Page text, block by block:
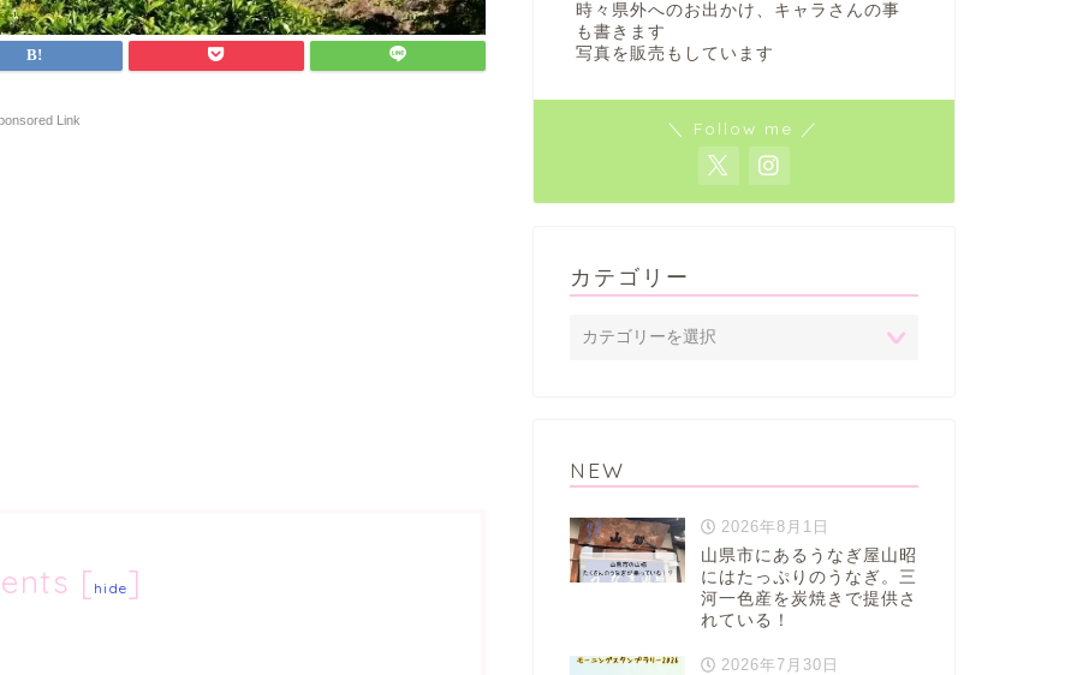
Link
[ hide]
時々県外へのお出かけ、キャラさんの事
も書きます
写真を販売もしています
＼ Follow me ／
カテゴリー
NEW
2026年8月1日
山県市にあるうなぎ屋山昭
にはたっぷりのうなぎ。三
河一色産を炭焼きで提供さ
れている！
2026年7月30日